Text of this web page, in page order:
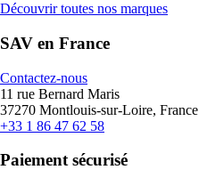
Découvrir toutes nos marques
SAV en France
Contactez-nous
11 rue Bernard Maris
37270 Montlouis-sur-Loire, France
+33 1 86 47 62 58
Paiement sécurisé